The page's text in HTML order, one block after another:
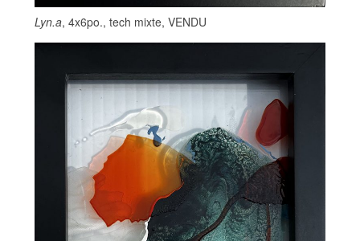
Lyn.a, 4x6po., tech mixte, VENDU